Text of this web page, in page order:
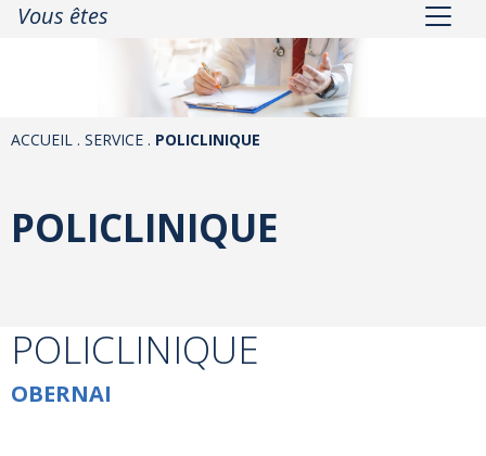
Vous êtes
ACCUEIL . SERVICE . POLICLINIQUE
POLICLINIQUE
POLICLINIQUE
OBERNAI